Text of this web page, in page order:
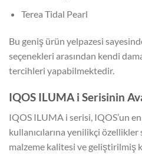
Terea Tidal Pearl
Bu geniş ürün yelpazesi
seçenekleri arasından kendi
tercihleri yapabilmektedir.
IQOS ILUMA i Serisinin
IQOS ILUMA i serisi, IQOS’un
kullanıcılarına yenilikçi
malzeme kalitesi ve geliştirilmiş